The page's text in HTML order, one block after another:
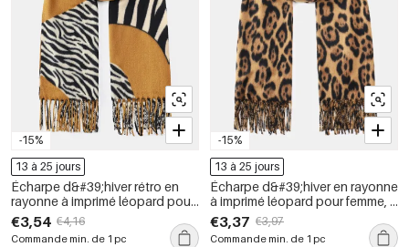
-15%
13 à 25 jours
Écharpe d&#39;hiver rétro en
rayonne à imprimé léopard pour
femme, 1 pièce
€3,54 €4,16
Commande min. de 1 pc
-15%
13 à 25 jours
Écharpe d&#39;hiver en rayonne
à imprimé léopard pour femme, 1
pièce
€3,37 €3,97
Commande min. de 1 pc